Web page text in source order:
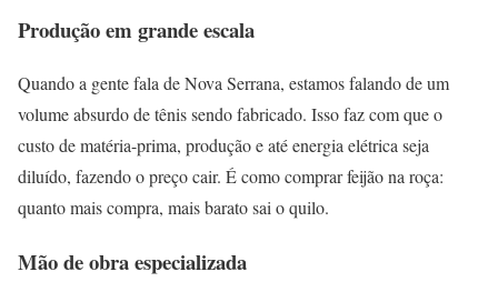
Produção em grande escala
Quando a gente fala de Nova Serrana, estamos falando de um
volume absurdo de tênis sendo fabricado. Isso faz com que o
custo de matéria-prima, produção e até energia elétrica seja
diluído, fazendo o preço cair. É como comprar feijão na roça:
quanto mais compra, mais barato sai o quilo.
Mão de obra especializada